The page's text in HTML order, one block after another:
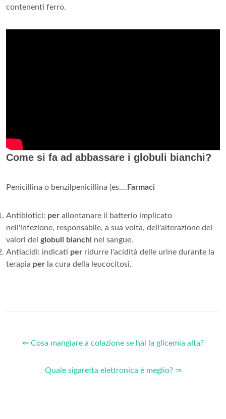
contenenti ferro.
Come si fa ad abbassare i globuli bianchi?
Penicillina o benzilpenicillina (es.... Farmaci
Antibiotici: per allontanare il batterio implicato
nell'infezione, responsabile, a sua volta, dell'alterazione dei
valori dei globuli bianchi nel sangue.
Antiacidi: indicati per ridurre l'acidità delle urine durante la
terapia per la cura della leucocitosi.
⇐ Cosa mangiare a colazione se hai la glicemia alta?
Quale sigaretta elettronica è meglio? ⇒